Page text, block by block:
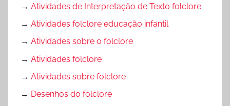
→ Atividades de Interpretação de Texto folclore
→ Atividades folclore educação infantil
→ Atividades sobre o folclore
→ Atividades folclore
→ Atividades sobre folclore
→ Desenhos do folclore